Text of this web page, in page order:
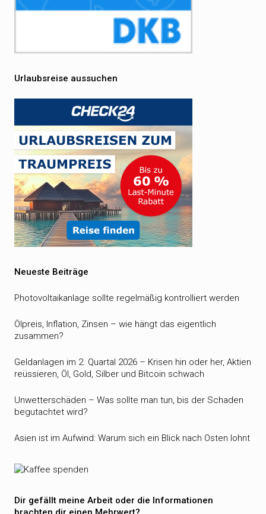
Urlaubsreise aussuchen
Neueste Beiträge
Photovoltaikanlage sollte regelmäßig kontrolliert werden
Ölpreis, Inflation, Zinsen – wie hängt das eigentlich
zusammen?
Geldanlagen im 2. Quartal 2026 – Krisen hin oder her, Aktien
reüssieren, Öl, Gold, Silber und Bitcoin schwach
Unwetterschäden – Was sollte man tun, bis der Schaden
begutachtet wird?
Asien ist im Aufwind: Warum sich ein Blick nach Osten lohnt
Dir gefällt meine Arbeit oder die Informationen